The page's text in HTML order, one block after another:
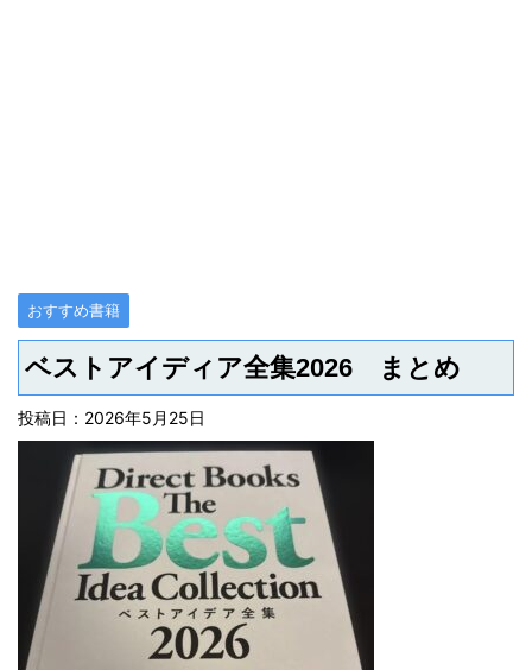
おすすめ書籍
ベストアイディア全集2026 まとめ
投稿日： 2026年5月25日